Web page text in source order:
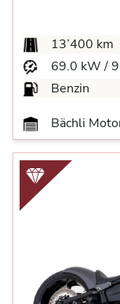
13’400 km
69.0 kW /
Benzin
Bächli